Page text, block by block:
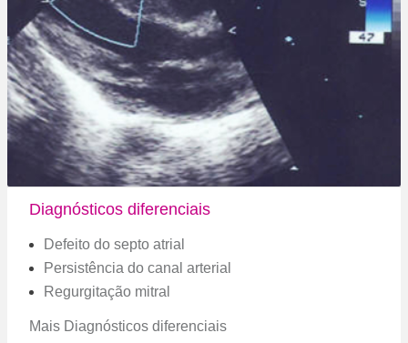
Diagnósticos diferenciais
Defeito do septo atrial
Persistência do canal arterial
Regurgitação mitral
Mais Diagnósticos diferenciais